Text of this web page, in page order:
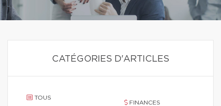
CATÉGORIES D'ARTICLES
TOUS
FINANCES